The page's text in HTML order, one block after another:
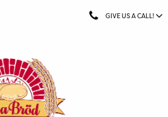
GIVE US A CALL!